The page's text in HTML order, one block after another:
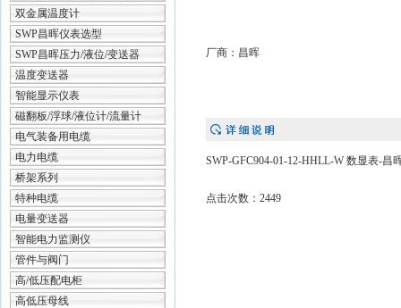
双金属温度计
SWP昌晖仪表选型
SWP昌晖压力/液位/变送器
温度变送器
智能显示仪表
磁翻板/浮球/液位计/流量计
电气装备用电缆
电力电缆
桥架系列
特种电缆
电量变送器
智能电力监测仪
管件与阀门
高/低压配电柜
高低压母线
厂商：昌晖
SWP-GFC904-01-12-HHLL-W 数显表-昌
点击次数：2449